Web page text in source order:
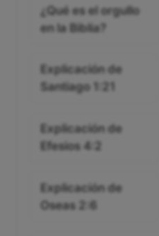
¿Qué es el orgullo
en la Biblia?
Explicación de
Santiago 1:21
Explicación de
Efesios 4:2
Explicación de
Oseas 2:6